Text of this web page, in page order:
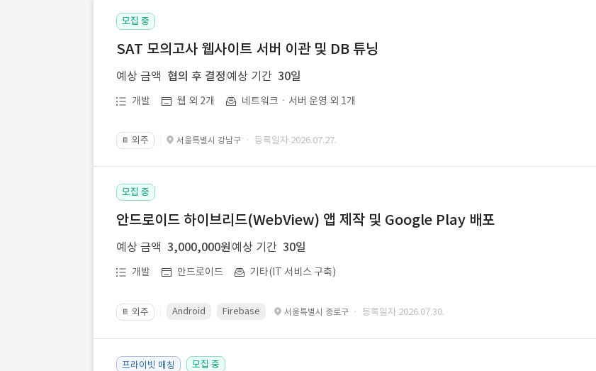
모집 중
SAT 모의고사 웹사이트 서버 이관 및 DB 튜닝
예상 금액 협의 후 결정 예상 기간 30일
개발 웹 외 2개 네트워크ㆍ서버 운영 외 1개
📔 외주 서울특별시 강남구 · 등록일자 2026.07.27.
모집 중
안드로이드 하이브리드(WebView) 앱 제작 및 Google Play 배포
예상 금액 3,000,000원 예상 기간 30일
개발 안드로이드 기타(IT 서비스 구축)
📔 외주 Android Firebase 서울특별시 종로구 · 등록일자 2026.07.30.
프라이빗 매칭 모집 중